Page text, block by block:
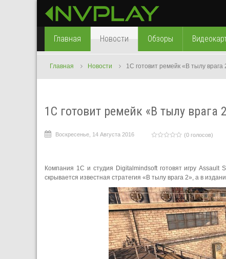
Главная Новости Обзоры
Главная Новости 1C готовит ремейк «В тылу врага
1C готовит ремейк «В тылу врага
Воскресенье, 14 Августа 2016 (0 голосов)
Компания 1С и студия Digitalmindsoft готовят игру
скрывается известная стратегия «В тылу врага 2», а в